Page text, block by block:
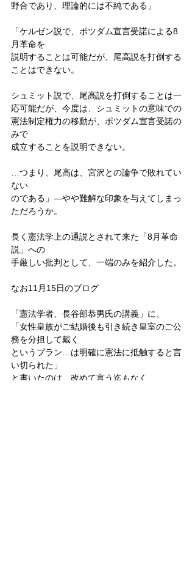
野合であり、理論的には不純である」
「ケルゼン説で、ポツダム宣言受諾による8
月革命を
説明することは可能だが、尾高説を打倒する
ことはできない。
シュミット説で、尾高説を打倒することは一
応可能だが、今度は、シュミットの意味での
憲法制定権力の移動が、ポツダム宣言受諾の
みで
成立することを説明できない。
…つまり、尾高は、宮沢との論争で敗れてい
ない
のである」―やや難解な印象を与えてしまっ
ただろうか。
長く憲法学上の通説とされて来た「8月革命
説」への
手厳しい批判として、一端のみを紹介した。
なお11月15日のブログ
「憲法学者、長谷部恭男氏の講義」に、
「女性皇族がご結婚後も引き続き皇室のご公
務を分担して戴く
というプラン…は明確に憲法に抵触すると言
い切られた」
と書いたのは、改めて言う迄もなく、